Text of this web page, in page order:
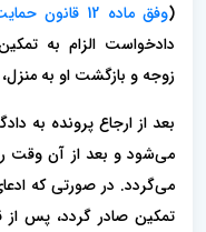
(وفق ماده 12 قانون حمایت خانواده
دادخواست الزام به
زوجه و بازگشت او به
بعد از ارجاع پرونده به
می‌شود و بعد از آن وقت
می‌گردد. در صورتی که
تمکین صادر گردد، پس از